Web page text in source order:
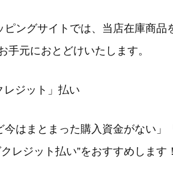
ングサイトでは、当店在庫商
元におとどけいたします。
レジット」払い
今はまとまった購入資金がない 」
レジット払い”をおすすめします！